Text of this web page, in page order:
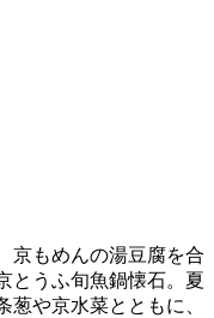
京もめんの湯豆腐を合
とうふ旬魚鍋懐石。夏
や京水菜とともに、